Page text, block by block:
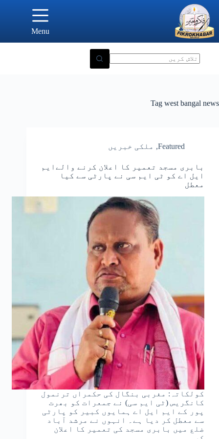
content
Menu
Tag west bangal news
Featured
, ملکی خبریں
بابری مسجد تعمیر کا اعلان کرنے والےایم
ایل اے کو ٹی ایم سی نے پارٹی سے کیا
معطل
کولکاتہ: مغربی بنگال کی حکمراں ترنمول
کانگریس (ٹی ایم سی) نے جمعرات کو بھرت
پور کے ایم ایل اے ہمایوں کبیر کو پارٹی
سے معطل کر دیا ہے۔ انہوں نے مرشد آباد
ضلع میں بابری مسجد کی تعمیر کا اعلان